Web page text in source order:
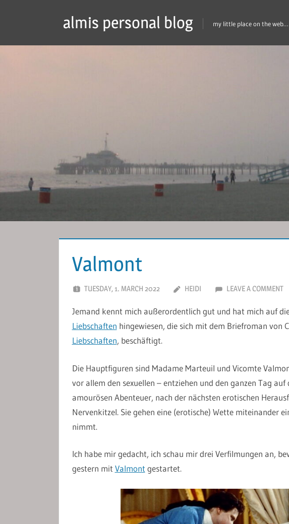
almis personal blog my little place on the web…
Valmont
TUESDAY, 1. MARCH 2022 HEIDI LEAVE A COMMENT
Jemand kennt mich außerordentlich gut und hat mich auf
Liebschaften hingewiesen, die sich mit dem Briefroman von
Liebschaften, beschäftigt.
Die Hauptfiguren sind Madame Marteuil und Vicomte
vor allem den sexuellen – entziehen und den ganzen Tag
amourösen Abenteuer, nach der nächsten erotischen
Nervenkitzel. Sie gehen eine (erotische) Wette miteinander
nimmt.
Ich habe mir gedacht, ich schau mir drei Verfilmungen an,
gestern mit Valmont gestartet.